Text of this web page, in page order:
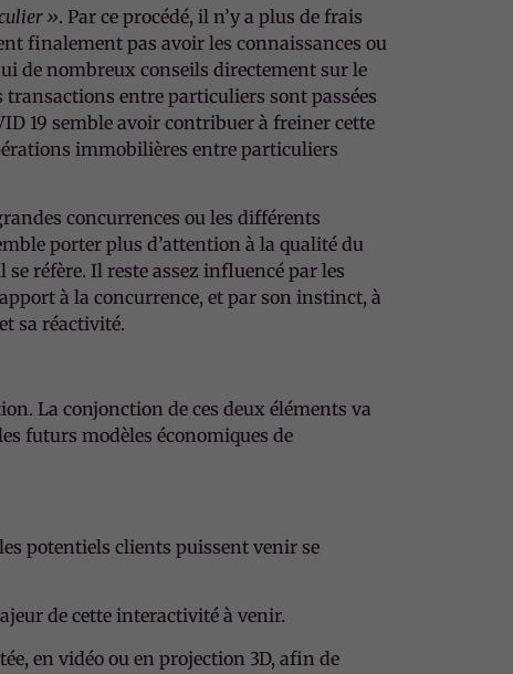
». Par ce procédé, il n’y a plus de frais
finalement pas avoir les connaissances ou
de nombreux conseils directement sur le
transactions entre particuliers sont passées
19 semble avoir contribuer à freiner cette
immobilières entre particuliers
concurrences ou les différents
porter plus d’attention à la qualité du
réfère. Il reste assez influencé par les
à la concurrence, et par son instinct, à
sa réactivité.
La conjonction de ces deux éléments va
futurs modèles économiques de
potentiels clients puissent venir se
de cette interactivité à venir.
en vidéo ou en projection 3D, afin de